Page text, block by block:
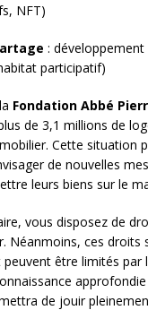
NFT)
:
participatif)
Fondation Abbé
de 3,1 millions de
Cette situation
de nouvelles
leurs biens sur le
vous disposez de
Néanmoins, ces droits
être limités par
de jouir